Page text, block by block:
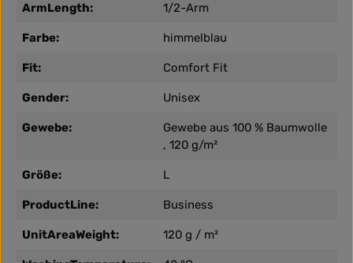
ArmLength: 1/2-Arm
Farbe: himmelblau
Fit: Comfort Fit
Gender: Unisex
Gewebe:
Gewebe aus 100 % Baumwolle
, 120 g/m²
Größe: L
ProductLine: Business
UnitAreaWeight: 120 g / m²